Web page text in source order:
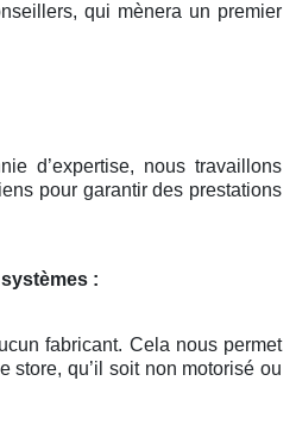
qui mènera un premier
d’expertise, nous travaillons
pour garantir des prestations
:
fabricant. Cela nous permet
store, qu’il soit non motorisé ou